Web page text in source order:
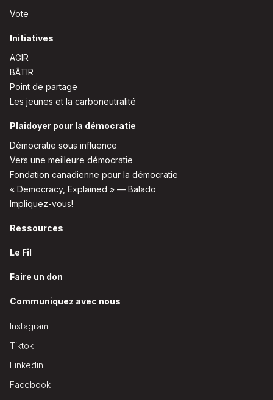
Vote
Initiatives
AGIR
BÂTIR
Point de partage
Les jeunes et la carboneutralité
Plaidoyer pour la démocratie
Démocratie sous influence
Vers une meilleure démocratie
Fondation canadienne pour la démocratie
« Democracy, Explained » — Balado
Impliquez-vous!
Ressources
Le Fil
Faire un don
Communiquez avec nous
Instagram
Tiktok
Linkedin
Facebook